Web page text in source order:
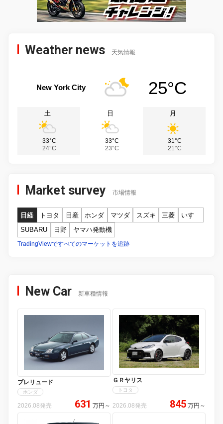
Weather news 天気情報
New York City 25°C
土
33°C
24°C
日
33°C
23°C
月
31°C
21°C
Market survey 市場情報
日経 トヨタ 日産 ホンダ マツダ スズキ 三菱
いすゞ
SUBARU
日野 ヤマハ発動機
TradingViewですべてのマーケットを追跡
New Car 新車種情報
プレリュード
ホンダ
2026.08発売 631 万円 ～
ＧＲヤリス
トヨタ
2026.08発売 845 万円 ～